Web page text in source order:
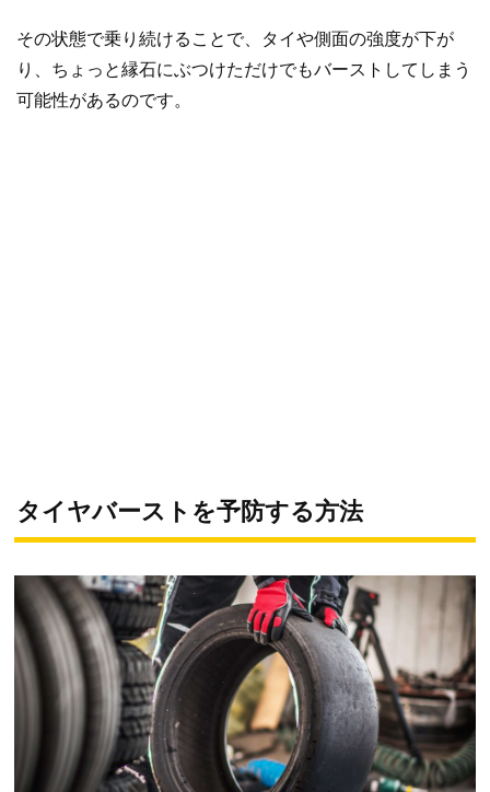
その状態で乗り続けることで、タイや側面の強度が下が
り、ちょっと縁石にぶつけただけでもバーストしてしまう
可能性があるのです。
タイヤバーストを予防する方法